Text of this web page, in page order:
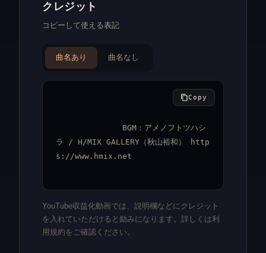
クレジット
コピーして使える表記
曲名あり 曲名なし
Copy
BGM：アメノフトツハシ
ラ / H/MIX GALLERY（秋山裕和） http
s://www.hmix.net
YouTube収益化動画では、説明欄などにクレジット
を入れていただけると励みになります。詳しくは利
用規約をご確認ください。